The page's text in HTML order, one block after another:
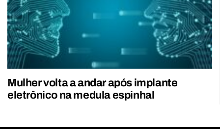
Mulher volta a andar após implante
eletrônico na medula espinhal